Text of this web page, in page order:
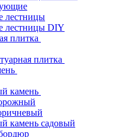
лестницы
лестницы DIY
плитка
плитка
камень
камень садовый